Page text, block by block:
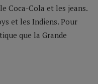
Coca-Cola et les jeans.
et les Indiens. Pour
que la Grande